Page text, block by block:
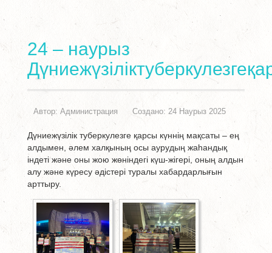
24 – наурыз
Автор: Администрация Создано: 24 Наурыз 2025
Дүниежүзілік туберкулезге қарсы күннің мақсаты – ең
алдымен, әлем халқының осы аурудың жаһандық
індеті және оны жою жөніндегі күш-жігері, оның алдын
алу және күресу әдістері туралы хабардарлығын
арттыру.